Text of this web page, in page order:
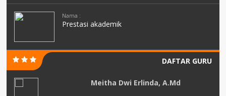
Nama :
Prestasi akademik
DAFTAR GURU
Meitha Dwi Erlinda, A.Md